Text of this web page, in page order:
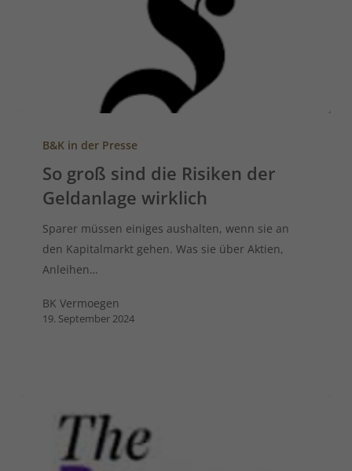
B&K in der Presse
So groß sind die Risiken der
Geldanlage wirklich
Sparer müssen einiges aushalten, wenn sie an
den Kapitalmarkt gehen. Was sie über Aktien,
Anleihen…
BK Vermoegen
19. September 2024